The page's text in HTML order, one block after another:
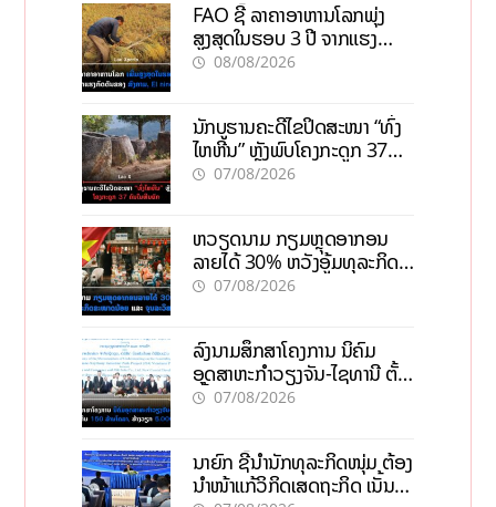
FAO ຊີ້ ລາຄາອາຫານໂລກພຸ່ງ
ສູງສຸດໃນຮອບ 3 ປີ ຈາກແຮງ
ກົດດັນຂອງສົງຄາມ, El nino
08/08/2026
ນັກບູຮານຄະດີໄຂປິດສະໜາ “ທົ່ງ
ໄຫຫີນ” ຫຼັງພົບໂຄງກະດູກ 37
ຄົນໃນຫີນຍັກ
07/08/2026
ຫວຽດນາມ ກຽມຫຼຸດອາກອນ
ລາຍໄດ້ 30% ຫວັງອູ້ມທຸລະກິດ
ຂະໜາດນ້ອຍ ແລະ ຈຸນລະ
07/08/2026
ລົງນາມສຶກສາໂຄງການ ນິຄົມ
ອຸດສາຫະກຳວຽງຈັນ-ໄຊທານີ ຕັ້ງ
ເປົ້າດຶງທຶນ 150 ລ້ານໂດລາ, ສ້າງ
07/08/2026
ນາຍົກ ຊີ້ນຳນັກທຸລະກິດໜຸ່ມ ຕ້ອງ
ນຳໜ້າແກ້ວິກິດເສດຖະກິດ ເນັ້ນດຶງ